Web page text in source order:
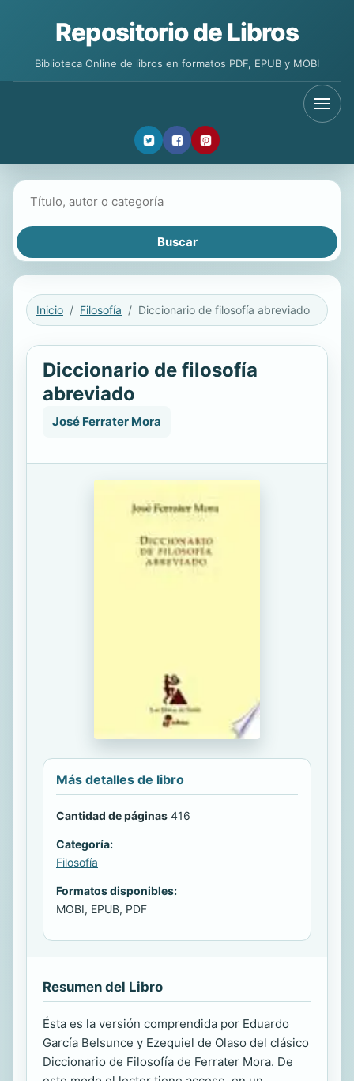
Repositorio de Libros
Biblioteca Online de libros en formatos PDF, EPUB y MOBI
Inicio Filosofía Diccionario de filosofía abreviado
Diccionario de filosofía
abreviado
José Ferrater Mora
Más detalles de libro
Cantidad de páginas 416
Categoría:
Filosofía
Formatos disponibles:
MOBI, EPUB, PDF
Resumen del Libro
Ésta es la versión comprendida por Eduardo
García Belsunce y Ezequiel de Olaso del clásico
Diccionario de Filosofía de Ferrater Mora. De